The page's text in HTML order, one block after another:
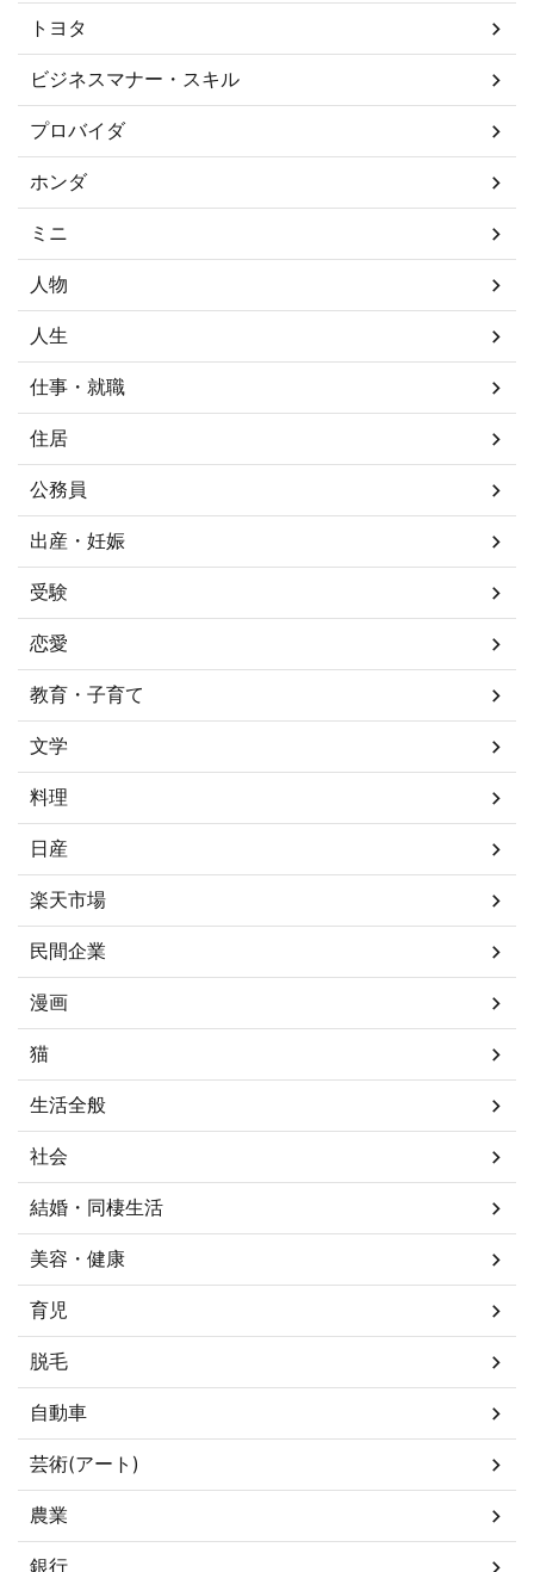
トヨタ
ビジネスマナー・スキル
プロバイダ
ホンダ
ミニ
人物
人生
仕事・就職
住居
公務員
出産・妊娠
受験
恋愛
教育・子育て
文学
料理
日産
楽天市場
民間企業
漫画
猫
生活全般
社会
結婚・同棲生活
美容・健康
育児
脱毛
自動車
芸術(アート)
農業
銀行